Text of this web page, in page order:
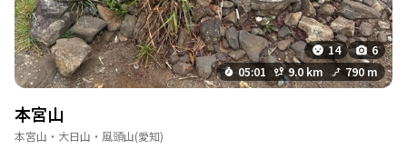
14
6
05:01
9.0 km 790 m
本宮山
本宮山・大日山・風頭山(愛知)